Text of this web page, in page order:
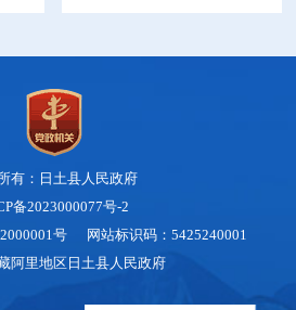
有：日土县人民政府
备2023000077号-2
号 网站标识码：5425240001
阿里地区日土县人民政府